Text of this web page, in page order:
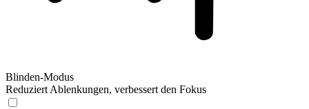
Blinden-Modus
Reduziert Ablenkungen, verbessert den Fokus